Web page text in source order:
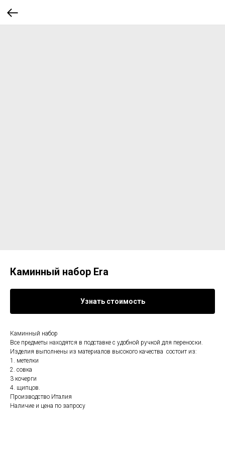
Каминный набор Era
Узнать стоимость
Каминный набор
Все предметы находятся в подставке с удобной ручкой для переноски.
Изделия выполнены из материалов высокого качества состоит из:
1. метелки
2. совка
3 кочерги
4. щипцов.
Производство Италия
Наличие и цена по запросу